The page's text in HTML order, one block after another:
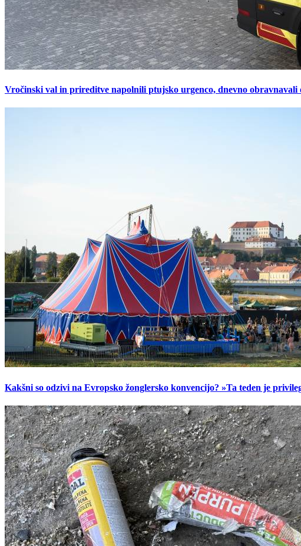
Vročinski val in prireditve napolnili ptujsko urgenco, dnevno obravnavali
Kakšni so odzivi na Evropsko žonglersko konvencijo? »Ta teden je